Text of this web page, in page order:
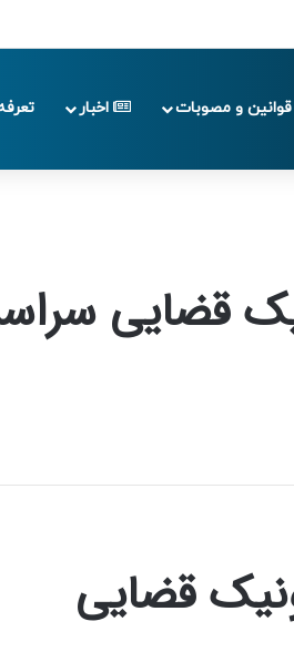
قوانین و مصوبات اخبار
قضایی
قضایی